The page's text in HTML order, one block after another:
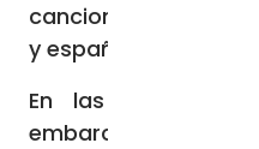
canciones en árabe,
y español.
En las próximas
embarcará en un